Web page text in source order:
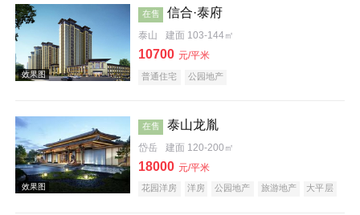
效果图
在售 信合·泰府
泰山 建面 103-144㎡
10700 元/平米
普通住宅 公园地产
在售 泰山龙胤
岱岳 建面 120-200㎡
18000 元/平米
花园洋房 洋房 公园地产 旅游地产 大平层